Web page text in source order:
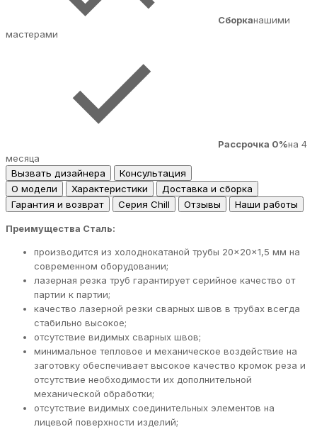
Сборканашими
мастерами
Рассрочка 0%на 4
месяца
Вызвать дизайнера
Консультация
О модели
Характеристики
Доставка и сборка
Гарантия и возврат
Серия Chill Отзывы Наши работы
Преимущества Сталь:
производится из холоднокатаной трубы 20×20×1,5 мм на
современном оборудовании;
лазерная резка труб гарантирует серийное качество от
партии к партии;
качество лазерной резки сварных швов в трубах всегда
стабильно высокое;
отсутствие видимых сварных швов;
минимальное тепловое и механическое воздействие на
заготовку обеспечивает высокое качество кромок реза и
отсутствие необходимости их дополнительной
механической обработки;
отсутствие видимых соединительных элементов на
лицевой поверхности изделий;